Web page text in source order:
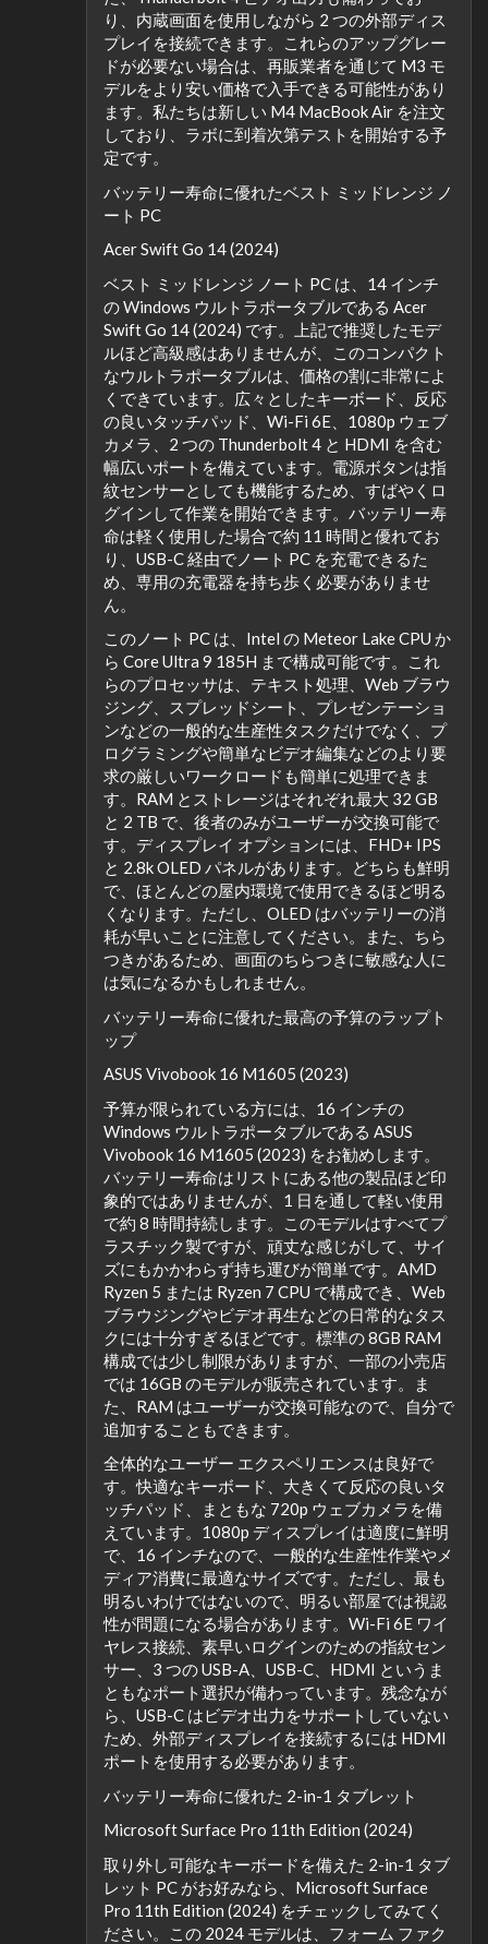
り、内蔵画面を使用しながら 2 つの外部ディス
プレイを接続できます。これらのアップグレー
ドが必要ない場合は、再販業者を通じて M3 モ
デルをより安い価格で入手できる可能性があり
ます。私たちは新しい M4 MacBook Air を注文
しており、ラボに到着次第テストを開始する予
定です。
バッテリー寿命に優れたベスト ミッドレンジ ノ
ート PC
Acer Swift Go 14 (2024)
ベスト ミッドレンジ ノート PC は、14 インチ
の Windows ウルトラポータブルである Acer
Swift Go 14 (2024) です。上記で推奨したモデ
ルほど高級感はありませんが、このコンパクト
なウルトラポータブルは、価格の割に非常によ
くできています。広々としたキーボード、反応
の良いタッチパッド、Wi-Fi 6E、1080p ウェブ
カメラ、2 つの Thunderbolt 4 と HDMI を含む
幅広いポートを備えています。電源ボタンは指
紋センサーとしても機能するため、すばやくロ
グインして作業を開始できます。バッテリー寿
命は軽く使用した場合で約 11 時間と優れてお
り、USB-C 経由でノート PC を充電できるた
め、専用の充電器を持ち歩く必要がありませ
ん。
このノート PC は、Intel の Meteor Lake CPU か
ら Core Ultra 9 185H まで構成可能です。これ
らのプロセッサは、テキスト処理、Web ブラウ
ジング、スプレッドシート、プレゼンテーショ
ンなどの一般的な生産性タスクだけでなく、プ
ログラミングや簡単なビデオ編集などのより要
求の厳しいワークロードも簡単に処理できま
す。RAM とストレージはそれぞれ最大 32 GB
と 2 TB で、後者のみがユーザーが交換可能で
す。ディスプレイ オプションには、FHD+ IPS
と 2.8k OLED パネルがあります。どちらも鮮明
で、ほとんどの屋内環境で使用できるほど明る
くなります。ただし、OLED はバッテリーの消
耗が早いことに注意してください。また、ちら
つきがあるため、画面のちらつきに敏感な人に
は気になるかもしれません。
バッテリー寿命に優れた最高の予算のラップト
ップ
ASUS Vivobook 16 M1605 (2023)
予算が限られている方には、16 インチの
Windows ウルトラポータブルである ASUS
Vivobook 16 M1605 (2023) をお勧めします。
バッテリー寿命はリストにある他の製品ほど印
象的ではありませんが、1 日を通して軽い使用
で約 8 時間持続します。このモデルはすべてプ
ラスチック製ですが、頑丈な感じがして、サイ
ズにもかかわらず持ち運びが簡単です。AMD
Ryzen 5 または Ryzen 7 CPU で構成でき、Web
ブラウジングやビデオ再生などの日常的なタス
クには十分すぎるほどです。標準の 8GB RAM
構成では少し制限がありますが、一部の小売店
では 16GB のモデルが販売されています。ま
た、RAM はユーザーが交換可能なので、自分で
追加することもできます。
全体的なユーザー エクスペリエンスは良好で
す。快適なキーボード、大きくて反応の良いタ
ッチパッド、まともな 720p ウェブカメラを備
えています。1080p ディスプレイは適度に鮮明
で、16 インチなので、一般的な生産性作業やメ
ディア消費に最適なサイズです。ただし、最も
明るいわけではないので、明るい部屋では視認
性が問題になる場合があります。Wi-Fi 6E ワイ
ヤレス接続、素早いログインのための指紋セン
サー、3 つの USB-A、USB-C、HDMI というま
ともなポート選択が備わっています。残念なが
ら、USB-C はビデオ出力をサポートしていない
ため、外部ディスプレイを接続するには HDMI
ポートを使用する必要があります。
バッテリー寿命に優れた 2-in-1 タブレット
Microsoft Surface Pro 11th Edition (2024)
取り外し可能なキーボードを備えた 2-in-1 タブ
レット PC がお好みなら、Microsoft Surface
Pro 11th Edition (2024) をチェックしてみてく
ださい。この 2024 モデルは、フォーム ファク